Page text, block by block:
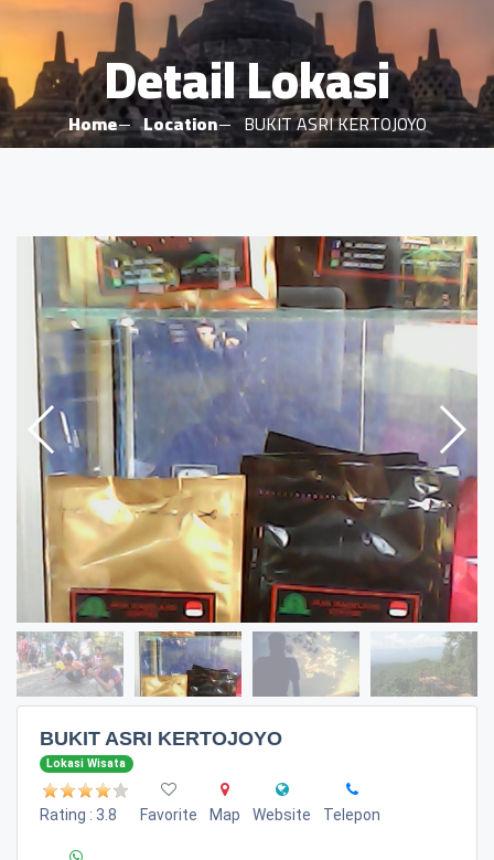
Detail Lokasi
Home Location BUKIT ASRI KERTOJOYO
BUKIT ASRI KERTOJOYO
Lokasi Wisata
Rating : 3.8 Favorite Map Website Telepon